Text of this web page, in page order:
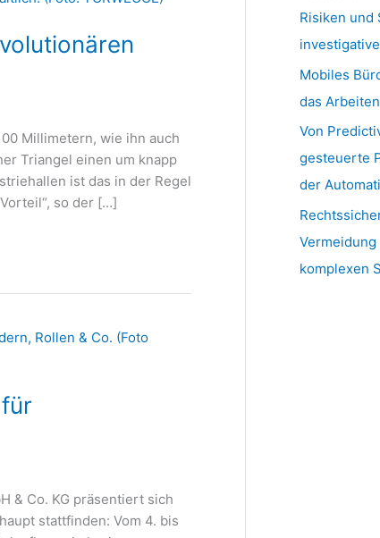
Millimetern, wie ihn auch
Triangel einen um knapp
ist das in der Regel
so der […]
& Co. KG präsentiert sich
stattfinden: Vom 4. bis
Risiken und
Mobiles
das
Von
gesteuerte
der
komplexen